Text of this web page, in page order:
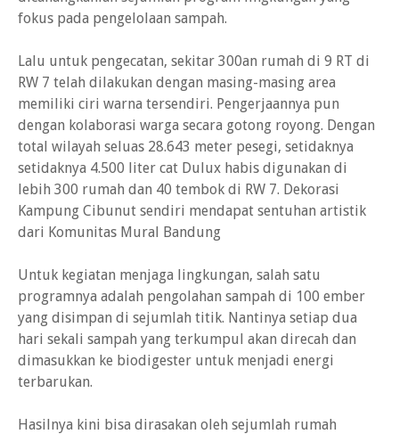
fokus pada pengelolaan sampah.
Lalu untuk pengecatan, sekitar 300an rumah di 9 RT di
RW 7 telah dilakukan dengan masing-masing area
memiliki ciri warna tersendiri. Pengerjaannya pun
dengan kolaborasi warga secara gotong royong. Dengan
total wilayah seluas 28.643 meter pesegi, setidaknya
setidaknya 4.500 liter cat Dulux habis digunakan di
lebih 300 rumah dan 40 tembok di RW 7. Dekorasi
Kampung Cibunut sendiri mendapat sentuhan artistik
dari Komunitas Mural Bandung
Untuk kegiatan menjaga lingkungan, salah satu
programnya adalah pengolahan sampah di 100 ember
yang disimpan di sejumlah titik. Nantinya setiap dua
hari sekali sampah yang terkumpul akan direcah dan
dimasukkan ke biodigester untuk menjadi energi
terbarukan.
Hasilnya kini bisa dirasakan oleh sejumlah rumah